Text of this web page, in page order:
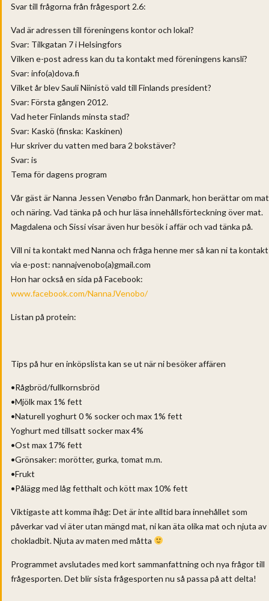
Svar till frågorna från frågesport 2.6:
Vad är adressen till föreningens kontor och lokal? ​
Svar: Tilkgatan 7 i Helsingfors
Vilken e-post adress kan du ta kontakt med föreningens kansli? ​
Svar: info(a)dova.fi
Vilket år blev Sauli Niinistö vald till Finlands president? ​
Svar: Första gången 2012.
Vad heter Finlands minsta stad? ​
Svar: Kaskö (finska: Kaskinen)
Hur skriver du vatten med bara 2 bokstäver?
Svar: is
Tema för dagens program
Vår gäst är Nanna Jessen Venøbo från Danmark, hon berättar om mat
och näring. Vad tänka på och hur läsa innehållsförteckning över mat.
Magdalena och Sissi visar även hur besök i affär och vad tänka på.
Vill ni ta kontakt med Nanna och fråga henne mer så kan ni ta kontakt
via e-post: nannajvenobo(a)gmail.com
Hon har också en sida på Facebook:
www.facebook.com/NannaJVenobo/
Listan på protein:
Tips på hur en inköpslista kan se ut när ni besöker affären
•Rågbröd/fullkornsbröd
•Mjölk max 1% fett
•Naturell yoghurt 0 % socker och max 1% fett
Yoghurt med tillsatt socker max 4%
•Ost max 17% fett
•Grönsaker: morötter, gurka, tomat m.m.
•Frukt
•Pålägg med låg fetthalt och kött max 10% fett
Viktigaste att komma ihåg: Det är inte alltid bara innehållet som
påverkar vad vi äter utan mängd mat, ni kan äta olika mat och njuta av
chokladbit. Njuta av maten med måtta
Programmet avslutades med kort sammanfattning och nya frågor till
frågesporten. Det blir sista frågesporten nu så passa på att delta!